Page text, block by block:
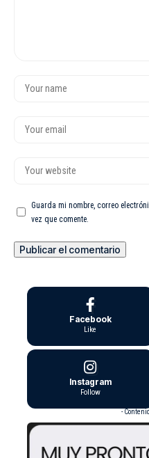
Guarda mi nombre, correo
vez que comente.
Facebook
Like
Instagram
Follow
-